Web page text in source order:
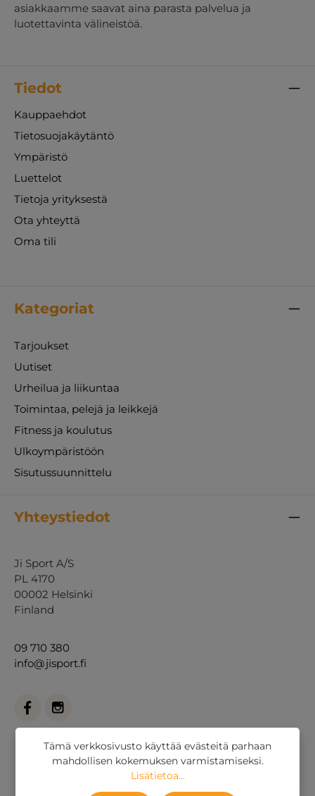
asiakkaamme saavat aina parasta palvelua ja
luotettavinta välineistöä.
Tiedot
Kauppaehdot
Tietosuojakäytäntö
Ympäristö
Luettelot
Tietoja yrityksestä
Ota yhteyttä
Oma tili
Kategoriat
Tarjoukset
Uutiset
Urheilua ja liikuntaa
Toimintaa, pelejä ja leikkejä
Fitness ja koulutus
Ulkoympäristöön
Sisutussuunnittelu
Yhteystiedot
Ji Sport A/S
PL 4170
00002 Helsinki
Finland
09 710 380
info@jisport.fi
Tämä verkkosivusto käyttää evästeitä parhaan
mahdollisen kokemuksen varmistamiseksi.
Lisätietoa...